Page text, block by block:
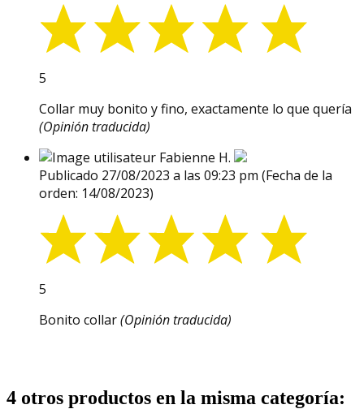
5
Collar muy bonito y fino, exactamente lo que quería
(Opinión traducida)
Fabienne H.
Publicado 27/08/2023 a las 09:23 pm (Fecha de la
orden: 14/08/2023)
5
Bonito collar(Opinión traducida)
4 otros productos en la misma categoría: